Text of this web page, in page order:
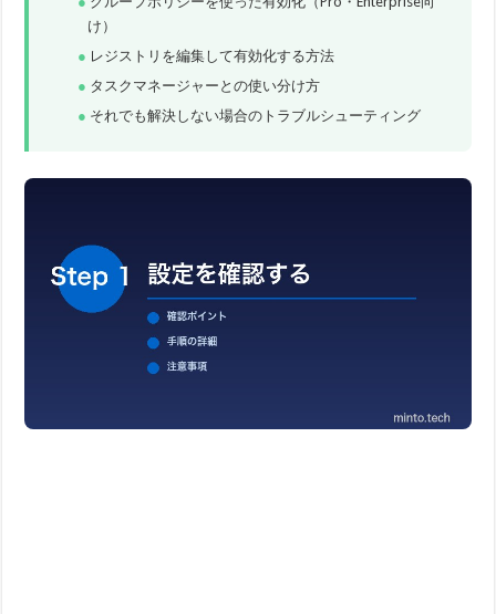
け）
レジストリを編集して有効化する方法
タスクマネージャーとの使い分け方
それでも解決しない場合のトラブルシューティング